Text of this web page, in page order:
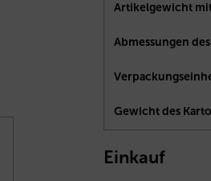
Artikelgewicht
Abmessungen
Gewicht des
Einkauf